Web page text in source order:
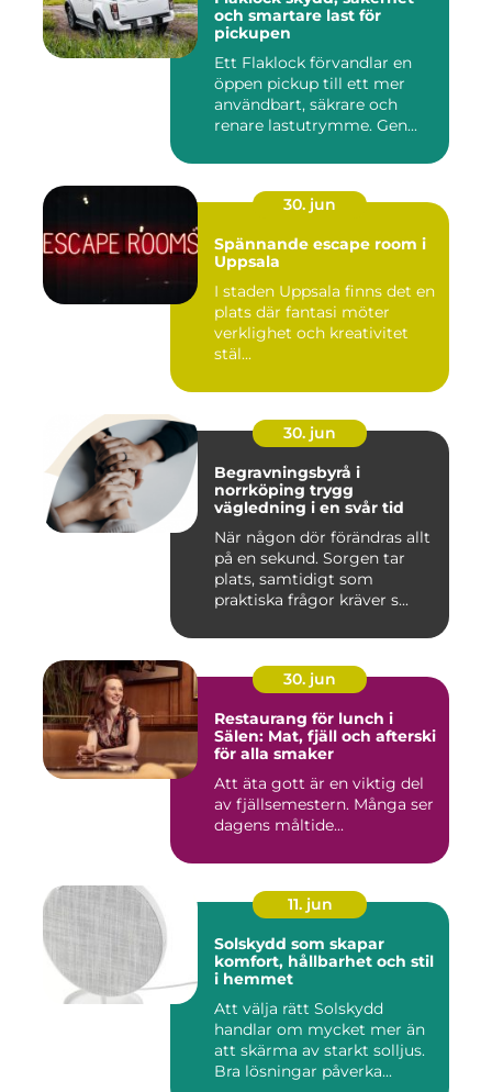
och smartare last för
pickupen
Ett Flaklock förvandlar en
öppen pickup till ett mer
användbart, säkrare och
renare lastutrymme. Gen...
30. jun
Spännande escape room i
Uppsala
I staden Uppsala finns det en
plats där fantasi möter
verklighet och kreativitet
stäl...
30. jun
Begravningsbyrå i
norrköping trygg
vägledning i en svår tid
När någon dör förändras allt
på en sekund. Sorgen tar
plats, samtidigt som
praktiska frågor kräver s...
30. jun
Restaurang för lunch i
Sälen: Mat, fjäll och afterski
för alla smaker
Att äta gott är en viktig del
av fjällsemestern. Många ser
dagens måltide...
11. jun
Solskydd som skapar
komfort, hållbarhet och stil
i hemmet
Att välja rätt Solskydd
handlar om mycket mer än
att skärma av starkt solljus.
Bra lösningar påverka...